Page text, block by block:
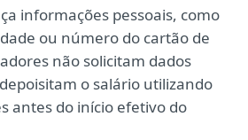
informações pessoais, como
ou número do cartão de
não solicitam dados
o salário utilizando
antes do início efetivo do